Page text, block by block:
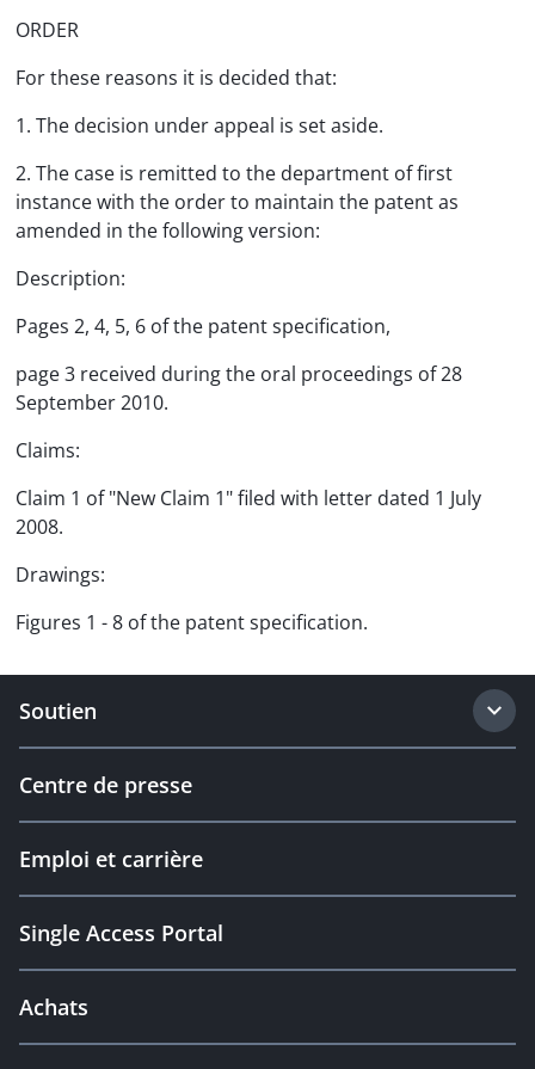
ORDER
For these reasons it is decided that:
1. The decision under appeal is set aside.
2. The case is remitted to the department of first
instance with the order to maintain the patent as
amended in the following version:
Description:
Pages 2, 4, 5, 6 of the patent specification,
page 3 received during the oral proceedings of 28
September 2010.
Claims:
Claim 1 of "New Claim 1" filed with letter dated 1 July
2008.
Drawings:
Figures 1 - 8 of the patent specification.
Soutien
Centre de presse
Emploi et carrière
Single Access Portal
Achats